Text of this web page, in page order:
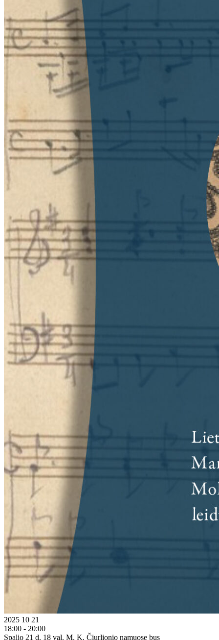
2025 10 21
18:00 - 20:00
Spalio 21 d. 18 val. M. K. Čiurlionio namuose bus